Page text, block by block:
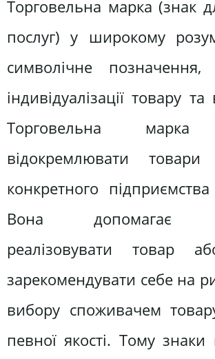
Торговельна марка (знак
послуг) у широкому
символічне
індивідуалізації товару
Торговельна марка
відокремлювати
конкретного
Вона допомагає
реалізовувати товар
зарекомендувати себе на
вибору споживачем
певної якості. Тому